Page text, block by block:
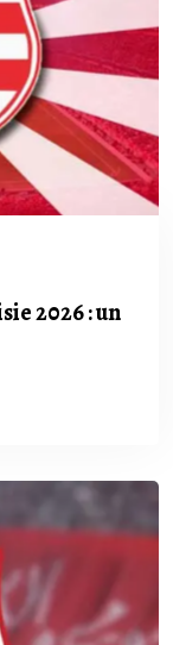
2026 : un